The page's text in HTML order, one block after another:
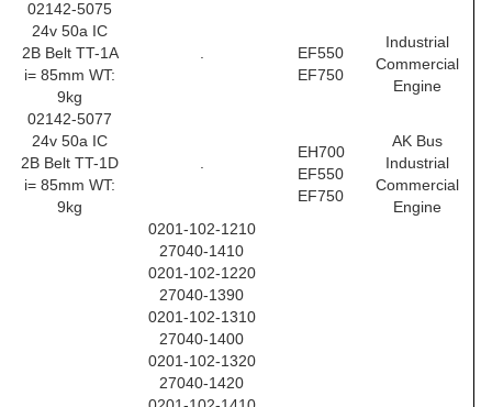
02142-5075
24v 50a IC
2B Belt TT-1A
i= 85mm WT:
9kg
EF550
EF750
Industrial
Commercial
Engine
02142-5077
24v 50a IC
2B Belt TT-1D
i= 85mm WT:
9kg
EH700
EF550
EF750
AK Bus
Industrial
Commercial
Engine
0201-102-1210
27040-1410
0201-102-1220
27040-1390
0201-102-1310
27040-1400
0201-102-1320
27040-1420